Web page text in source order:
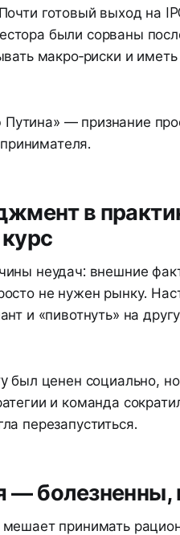
готовый выход на
были сорваны
макро‑риски и
Путина» — признание
в
неудач: внешние
не нужен рынку.
и «пивотнуть» на
был ценен социально,
и команда
перезапуститься.
— болезненны,
принимать